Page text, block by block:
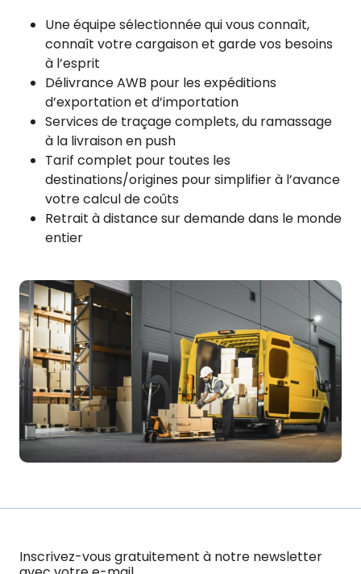
Une équipe sélectionnée qui vous connaît,
connaît votre cargaison et garde vos besoins
à l’esprit
Délivrance AWB pour les expéditions
d’exportation et d’importation
Services de traçage complets, du ramassage
à la livraison en push
Tarif complet pour toutes les
destinations/origines pour simplifier à l’avance
votre calcul de coûts
Retrait à distance sur demande dans le monde
entier
Inscrivez-vous gratuitement à notre newsletter